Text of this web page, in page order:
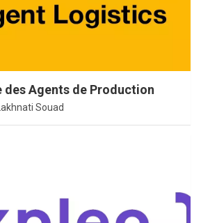
des Agents de Production
Lakhnati Souad